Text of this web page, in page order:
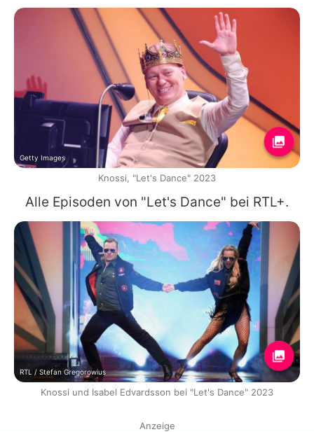
Alle Episoden von "Let's Dance" bei RTL+.
Getty Images
Knossi, "Let's Dance" 2023
RTL / Stefan Gregorowius
Knossi und Isabel Edvardsson bei "Let's Dance" 2023
Anzeige